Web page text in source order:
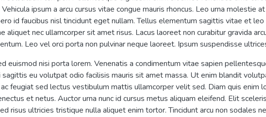
ipsum a arcu cursus vitae congue mauris rhoncus. Leo urna
id faucibus nisl tincidunt eget nullam. Tellus elementum sagittis vitae et
aliquet nec ullamcorper sit amet risus. Lacus laoreet non curabitur gravida
Leo vel orci porta non pulvinar neque laoreet. Ipsum suspendisse
euismod nisi porta lorem. Venenatis a condimentum vitae sapien
eu volutpat odio facilisis mauris sit amet massa. Ut enim blandit
feugiat sed lectus vestibulum mattis ullamcorper velit sed. Diam quis enim
et netus. Auctor urna nunc id cursus metus aliquam eleifend. Elit
risus ultricies tristique nulla aliquet enim tortor. Tincidunt arcu non sodales